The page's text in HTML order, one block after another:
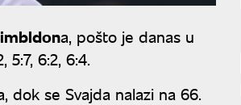
a, pošto je danas u
6:2, 6:4.
dok se Svajda nalazi na 66.